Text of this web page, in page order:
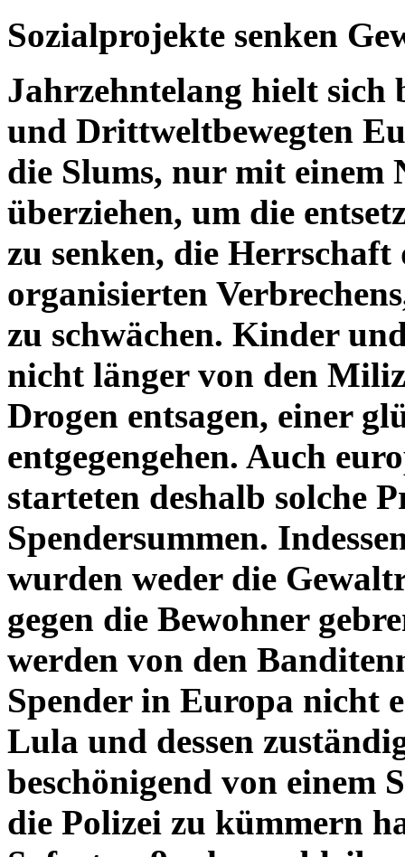
Sozialprojekte senken
Jahrzehntelang hielt sich
und Drittweltbewegten
die Slums, nur mit einem
überziehen, um die
zu senken, die Herrschaft
organisierten
zu schwächen. Kinder
nicht länger von den
Drogen entsagen, einer
entgegengehen. Auch
starteten deshalb solche
Spendersummen.
wurden weder die
gegen die Bewohner
werden von den
Spender in Europa nicht
Lula und dessen
beschönigend von einem
die Polizei zu kümmern